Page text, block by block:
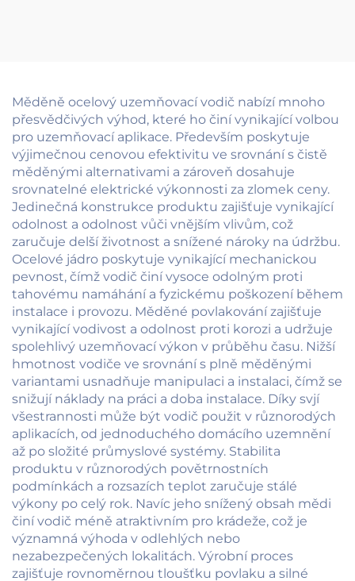
Měděně ocelový uzemňovací vodič nabízí mnoho
přesvědčivých výhod, které ho činí vynikající volbou
pro uzemňovací aplikace. Především poskytuje
výjimečnou cenovou efektivitu ve srovnání s čistě
měděnými alternativami a zároveň dosahuje
srovnatelné elektrické výkonnosti za zlomek ceny.
Jedinečná konstrukce produktu zajišťuje vynikající
odolnost a odolnost vůči vnějším vlivům, což
zaručuje delší životnost a snížené nároky na údržbu.
Ocelové jádro poskytuje vynikající mechanickou
pevnost, čímž vodič činí vysoce odolným proti
tahovému namáhání a fyzickému poškození během
instalace i provozu. Měděné povlakování zajišťuje
vynikající vodivost a odolnost proti korozi a udržuje
spolehlivý uzemňovací výkon v průběhu času. Nižší
hmotnost vodiče ve srovnání s plně měděnými
variantami usnadňuje manipulaci a instalaci, čímž se
snižují náklady na práci a doba instalace. Díky svjí
všestrannosti může být vodič použit v různorodých
aplikacích, od jednoduchého domácího uzemnění
až po složité průmyslové systémy. Stabilita
produktu v různorodých povětrnostních
podmínkách a rozsazích teplot zaručuje stálé
výkony po celý rok. Navíc jeho snížený obsah mědi
činí vodič méně atraktivním pro krádeže, což je
významná výhoda v odlehlých nebo
nezabezpečených lokalitách. Výrobní proces
zajišťuje rovnoměrnou tloušťku povlaku a silné